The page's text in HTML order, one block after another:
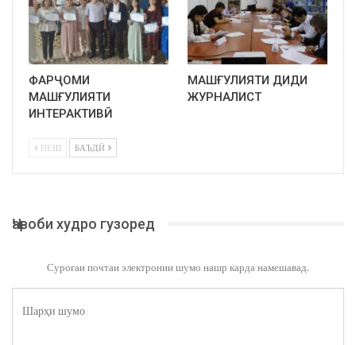
ФАРҶОМИ
МАШҒУЛИЯТИ
ИНТЕРАКТИВӢ
МАШҒУЛИЯТИ ДИДИ
ЖУРНАЛИСТ
ПЕШ БАЪДӢ
Ҷавоби худро гузоред
Суроғаи почтаи электронии шумо нашр карда намешавад.